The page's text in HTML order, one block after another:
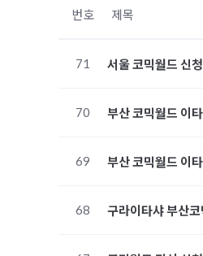
번호 제목
71 서울 코믹월드 신
70 부산 코믹월드 이
69 부산 코믹월드 이
68 구라이타샤 부산